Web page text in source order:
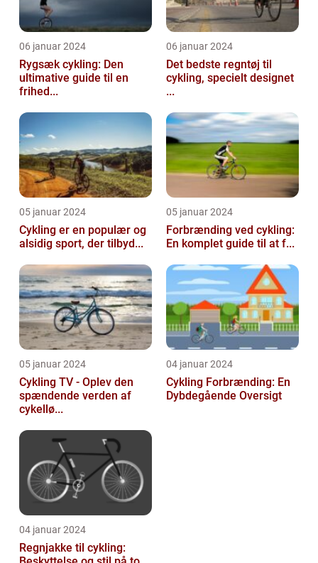
06 januar 2024
Rygsæk cykling: Den
ultimative guide til en
frihed...
06 januar 2024
Det bedste regntøj til
cykling, specielt designet
...
05 januar 2024
Cykling er en populær og
alsidig sport, der tilbyd...
05 januar 2024
Forbrænding ved cykling:
En komplet guide til at f...
05 januar 2024
Cykling TV - Oplev den
spændende verden af
cykellø...
04 januar 2024
Cykling Forbrænding: En
Dybdegående Oversigt
04 januar 2024
Regnjakke til cykling: